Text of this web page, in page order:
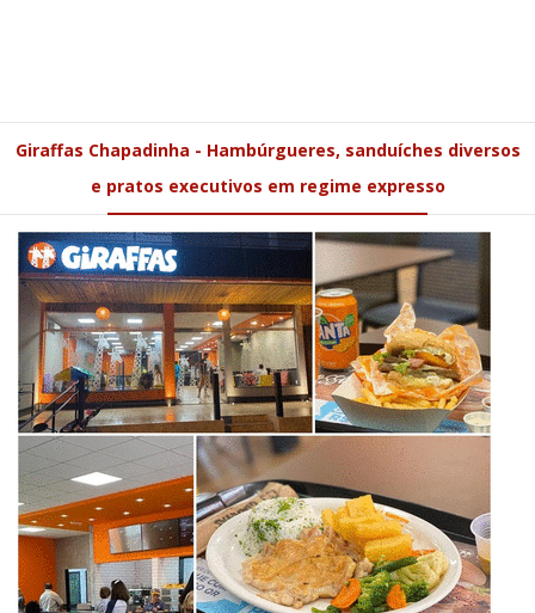
Giraffas Chapadinha - Hambúrgueres, sanduíches diversos
e pratos executivos em regime expresso